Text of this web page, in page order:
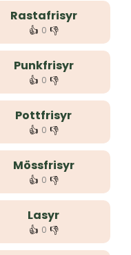
Rastafrisyr
👍 0 👎
Punkfrisyr
👍 0 👎
Pottfrisyr
👍 0 👎
Mössfrisyr
👍 0 👎
Lasyr
👍 0 👎